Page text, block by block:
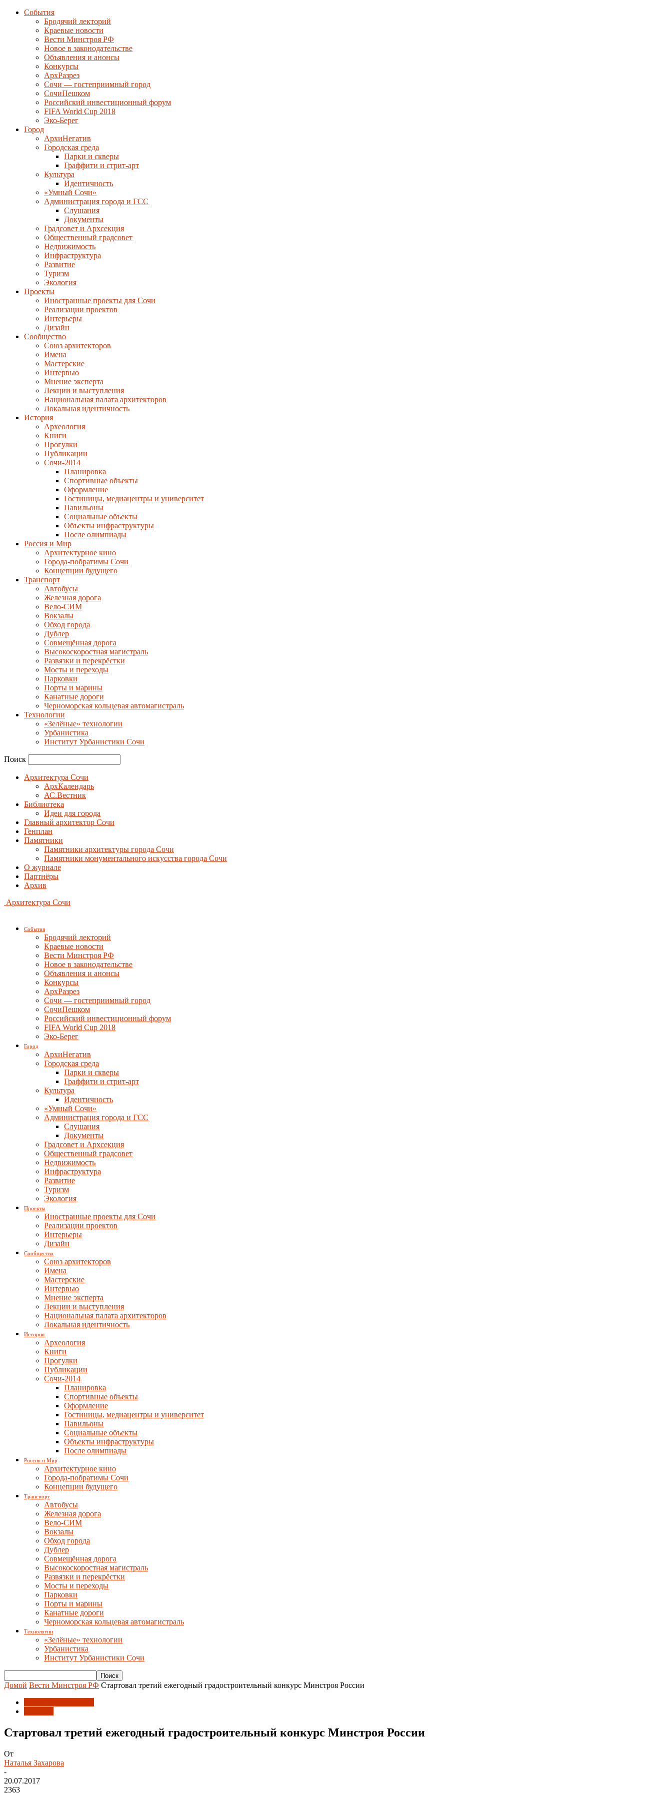
События
Бродячий лекторий
Краевые новости
Вести Минстроя РФ
Новое в законодательстве
Объявления и анонсы
Конкурсы
АрхРазрез
Сочи — гостеприимный город
СочиПешком
Российский инвестиционный форум
FIFA World Cup 2018
Эко-Берег
Город
АрхиНегатив
Городская среда
Парки и скверы
Граффити и стрит-арт
Культура
Идентичность
«Умный Сочи»
Администрация города и ГСС
Слушания
Документы
Градсовет и Архсекция
Общественный градсовет
Недвижимость
Инфраструктура
Развитие
Туризм
Экология
Проекты
Иностранные проекты для Сочи
Реализации проектов
Интерьеры
Дизайн
Сообщество
Союз архитекторов
Имена
Мастерские
Интервью
Мнение эксперта
Лекции и выступления
Национальная палата архитекторов
Локальная идентичность
История
Археология
Книги
Прогулки
Публикации
Сочи-2014
Планировка
Спортивные объекты
Оформление
Гостиницы, медиацентры и университет
Павильоны
Социальные объекты
Объекты инфраструктуры
После олимпиады
Россия и Мир
Архитектурное кино
Города-побратимы Сочи
Концепции будущего
Транспорт
Автобусы
Железная дорога
Вело-СИМ
Вокзалы
Обход города
Дублер
Совмещённая дорога
Высокоскоростная магистраль
Развязки и перекрёстки
Мосты и переходы
Парковки
Порты и марины
Канатные дороги
Черноморская кольцевая автомагистраль
Технологии
«Зелёные» технологии
Урбанистика
Институт Урбанистики Сочи
Поиск
Архитектура Сочи
АрхКалендарь
АС.Вестник
Библиотека
Идеи для города
Главный архитектор Сочи
Генплан
Памятники
Памятники архитектуры города Сочи
Памятники монументального искусства города Сочи
О журнале
Партнёры
Архив
Архитектура Сочи
События
Бродячий лекторий
Краевые новости
Вести Минстроя РФ
Новое в законодательстве
Объявления и анонсы
Конкурсы
АрхРазрез
Сочи — гостеприимный город
СочиПешком
Российский инвестиционный форум
FIFA World Cup 2018
Эко-Берег
Город
АрхиНегатив
Городская среда
Парки и скверы
Граффити и стрит-арт
Культура
Идентичность
«Умный Сочи»
Администрация города и ГСС
Слушания
Документы
Градсовет и Архсекция
Общественный градсовет
Недвижимость
Инфраструктура
Развитие
Туризм
Экология
Проекты
Иностранные проекты для Сочи
Реализации проектов
Интерьеры
Дизайн
Сообщество
Союз архитекторов
Имена
Мастерские
Интервью
Мнение эксперта
Лекции и выступления
Национальная палата архитекторов
Локальная идентичность
История
Археология
Книги
Прогулки
Публикации
Сочи-2014
Планировка
Спортивные объекты
Оформление
Гостиницы, медиацентры и университет
Павильоны
Социальные объекты
Объекты инфраструктуры
После олимпиады
Россия и Мир
Архитектурное кино
Города-побратимы Сочи
Концепции будущего
Транспорт
Автобусы
Железная дорога
Вело-СИМ
Вокзалы
Обход города
Дублер
Совмещённая дорога
Высокоскоростная магистраль
Развязки и перекрёстки
Мосты и переходы
Парковки
Порты и марины
Канатные дороги
Черноморская кольцевая автомагистраль
Технологии
«Зелёные» технологии
Урбанистика
Институт Урбанистики Сочи
Домой Вести Минстроя РФ Стартовал третий ежегодный градостроительный конкурс Минстроя России
Стартовал третий ежегодный градостроительный конкурс Минстроя России
От
Наталья Захарова
-
20.07.2017
2363